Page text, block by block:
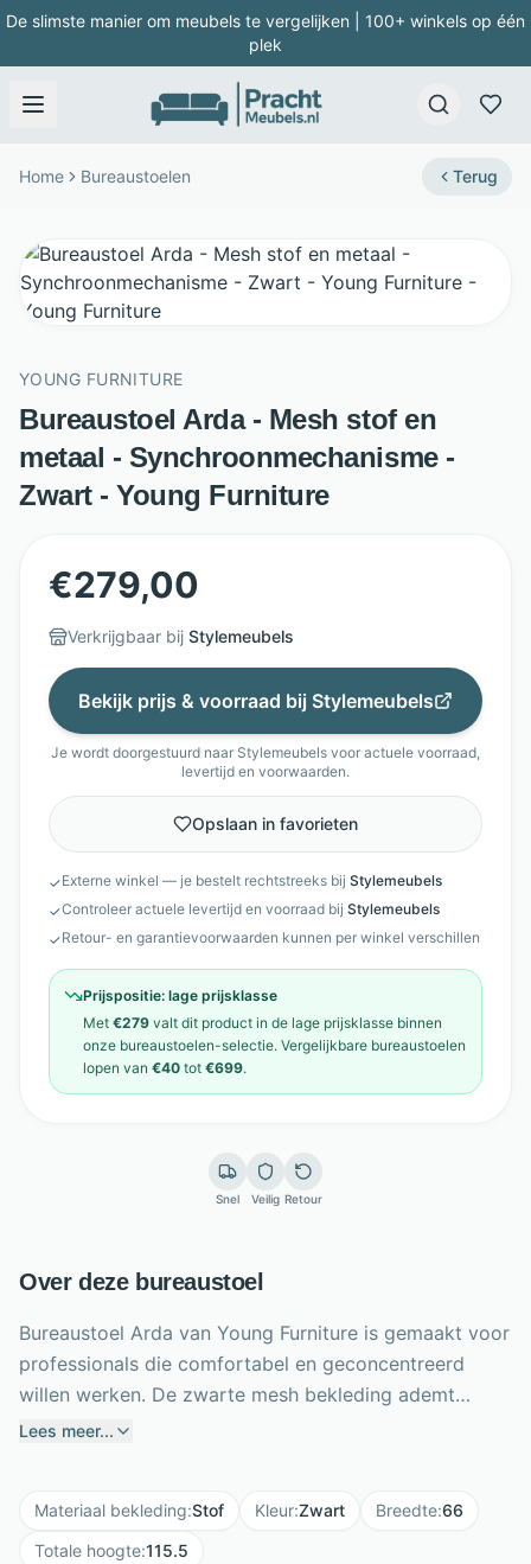
De slimste manier om meubels te vergelijken | 100+ winkels op één
plek
Home Bureaustoelen Terug
YOUNG FURNITURE
Bureaustoel Arda - Mesh stof en
metaal - Synchroonmechanisme -
Zwart - Young Furniture
€279,00
Verkrijgbaar bij Stylemeubels
Bekijk prijs & voorraad bij Stylemeubels
Je wordt doorgestuurd naar Stylemeubels voor actuele voorraad,
levertijd en voorwaarden.
Opslaan in favorieten
✓Externe winkel — je bestelt rechtstreeks bij Stylemeubels
✓Controleer actuele levertijd en voorraad bij Stylemeubels
✓Retour- en garantievoorwaarden kunnen per winkel verschillen
Prijspositie: lage prijsklasse
Met €279 valt dit product in de lage prijsklasse binnen
onze bureaustoelen-selectie. Vergelijkbare bureaustoelen
lopen van €40 tot €699.
Snel Veilig Retour
Over deze bureaustoel
Bureaustoel Arda van Young Furniture is gemaakt voor
professionals die comfortabel en geconcentreerd
willen werken. De zwarte mesh bekleding ademt
prettig, terwijl het synchroonmechanisme de
actieve werkdag tot 8 uur. Met verstelbare zithoogte,
hoogteverstelbare armleuningen en een verstelbare
Lees meer...
Materiaal bekleding:Stof Kleur:Zwart Breedte:66
Totale hoogte:115.5